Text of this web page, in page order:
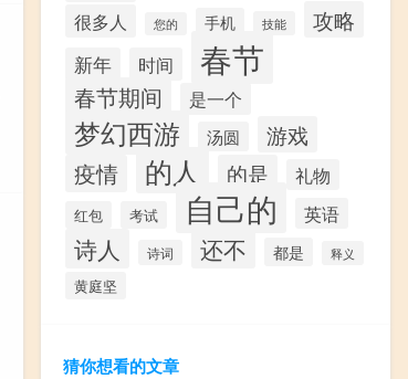
很多人 您的 手机 技能 攻略
新年 时间 春节
春节期间 是一个
梦幻西游 汤圆 游戏
疫情 的人 的是 礼物
红包 考试 自己的 英语
诗人 诗词 还不 都是 释义
黄庭坚
猜你想看的文章